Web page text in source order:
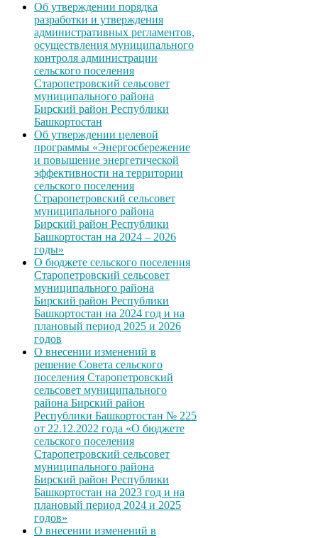
Об утверждении порядка
разработки и утверждения
административных регламентов,
осуществления муниципального
контроля администрации
сельского поселения
Старопетровский сельсовет
муниципального района
Бирский район Республики
Башкортостан
Об утверждении целевой
программы «Энергосбережение
и повышение энергетической
эффективности на территории
сельского поселения
Страропетровский сельсовет
муниципального района
Бирский район Республики
Башкортостан на 2024 – 2026
годы»
О бюджете сельского поселения
Старопетровский сельсовет
муниципального района
Бирский район Республики
Башкортостан на 2024 год и на
плановый период 2025 и 2026
годов
О внесении изменений в
решение Совета сельского
поселения Старопетровский
сельсовет муниципального
района Бирский район
Республики Башкортостан № 225
от 22.12.2022 года «О бюджете
сельского поселения
Старопетровский сельсовет
муниципального района
Бирский район Республики
Башкортостан на 2023 год и на
плановый период 2024 и 2025
годов»
О внесении изменений в